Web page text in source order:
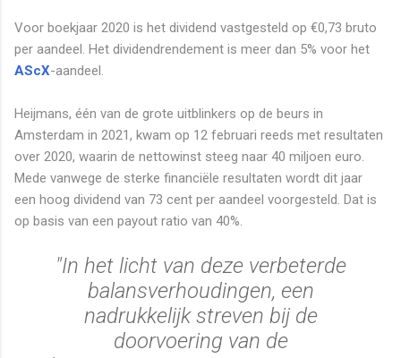
Voor boekjaar 2020 is het dividend vastgesteld op €0,73 bruto
per aandeel. Het dividendrendement is meer dan 5% voor het
AScX-aandeel.
Heijmans, één van de grote uitblinkers op de beurs in
Amsterdam in 2021, kwam op 12 februari reeds met resultaten
over 2020, waarin de nettowinst steeg naar 40 miljoen euro.
Mede vanwege de sterke financiële resultaten wordt dit jaar
een hoog dividend van 73 cent per aandeel voorgesteld. Dat is
op basis van een payout ratio van 40%.
"In het licht van deze verbeterde
balansverhoudingen, een
nadrukkelijk streven bij de
doorvoering van de